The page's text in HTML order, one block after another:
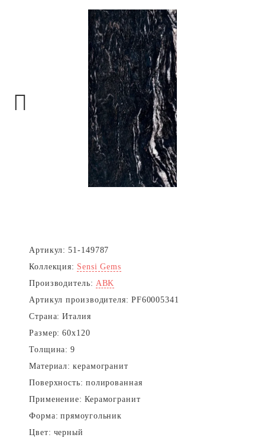
Артикул: 51-149787
Коллекция: Sensi Gems
Производитель: ABK
Артикул производителя: PF60005341
Страна: Италия
Размер: 60x120
Толщина: 9
Материал: керамогранит
Поверхность: полированная
Применение: Керамогранит
Форма: прямоугольник
Цвет: черный